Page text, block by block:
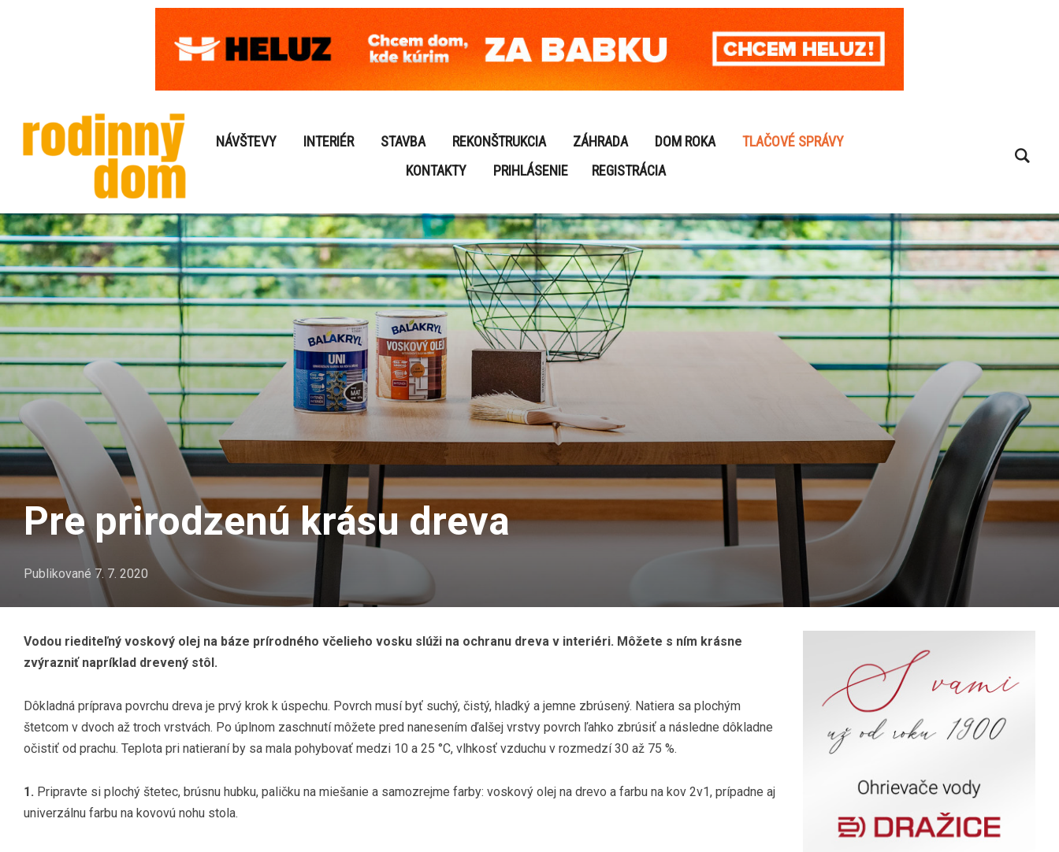
NÁVŠTEVY INTERIÉR STAVBA REKONŠTRUKCIA ZÁHRADA DOM ROKA
TLAČOVÉ SPRÁVY
KONTAKTY
PRIHLÁSENIE REGISTRÁCIA
Pre prirodzenú krásu dreva
Publikované 7. 7. 2020
Vodou riediteľný voskový olej na báze prírodného včelieho vosku slúži na ochranu dreva v interiéri. Môžete s ním krásne
zvýrazniť napríklad drevený stôl.
Dôkladná príprava povrchu dreva je prvý krok k úspechu. Povrch musí byť suchý, čistý, hladký a jemne zbrúsený. Natiera sa plochým
štetcom v dvoch až troch vrstvách. Po úplnom zaschnutí môžete pred nanesením ďalšej vrstvy povrch ľahko zbrúsiť a následne dôkladne
očistiť od prachu. Teplota pri natieraní by sa mala pohybovať medzi 10 a 25 °C, vlhkosť vzduchu v rozmedzí 30 až 75 %.
1. Pripravte si plochý štetec, brúsnu hubku, paličku na miešanie a samozrejme farby: voskový olej na drevo a farbu na kov 2v1, prípadne aj
univerzálnu farbu na kovovú nohu stola.